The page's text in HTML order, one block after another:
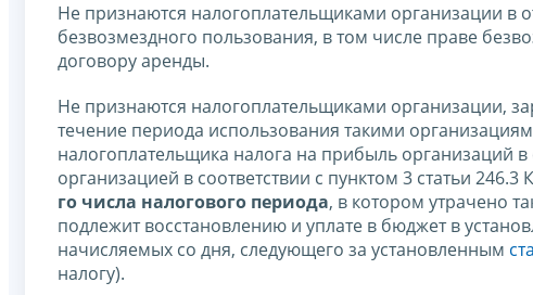
Не признаются налогоплательщиками организации в
безвозмездного пользования, в том числе праве
договору аренды.
Не признаются налогоплательщиками организации,
течение периода использования такими
налогоплательщика налога на прибыль организаций в
организацией в соответствии с пунктом 3 статьи
го числа налогового периода, в котором утрачено
подлежит восстановлению и уплате в бюджет в
начисляемых со дня, следующего за установленным
налогу).